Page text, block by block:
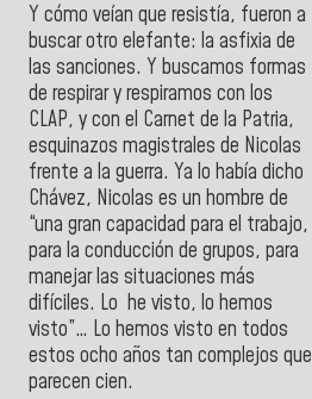
Y cómo veían que resistía, fueron a
buscar otro elefante: la asfixia de
las sanciones. Y buscamos formas
de respirar y respiramos con los
CLAP, y con el Carnet de la Patria,
esquinazos magistrales de Nicolas
frente a la guerra. Ya lo había dicho
Chávez, Nicolas es un hombre de
“una gran capacidad para el trabajo,
para la conducción de grupos, para
manejar las situaciones más
difíciles. Lo he visto, lo hemos
visto”… Lo hemos visto en todos
estos ocho años tan complejos que
parecen cien.